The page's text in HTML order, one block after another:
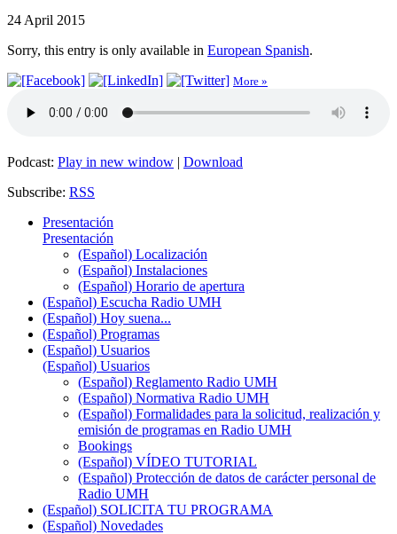
24 April 2015
Sorry, this entry is only available in European Spanish.
More »
Podcast: Play in new window | Download
Subscribe: RSS
Presentación
Presentación
(Español) Localización
(Español) Instalaciones
(Español) Horario de apertura
(Español) Escucha Radio UMH
(Español) Hoy suena...
(Español) Programas
(Español) Usuarios
(Español) Usuarios
(Español) Reglamento Radio UMH
(Español) Normativa Radio UMH
(Español) Formalidades para la solicitud, realización y
emisión de programas en Radio UMH
Bookings
(Español) VÍDEO TUTORIAL
(Español) Protección de datos de carácter personal de
Radio UMH
(Español) SOLICITA TU PROGRAMA
(Español) Novedades